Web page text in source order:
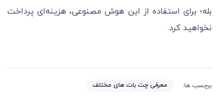
بله؛ برای استفاده از این هوش مصنوعی، هزینه‌ای پرداخت
نخواهید کرد.
برچسب ها: معرفی چت بات های مختلف